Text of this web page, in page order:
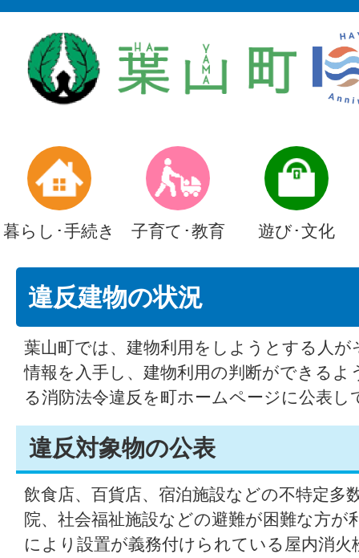
暮らし･手続き 子育て･教育 遊び･文化
違反建物の状況
葉山町では、建物利用をしようとする人
情報を入手し、建物利用の判断ができるよ
る消防法令違反を町ホームページに公表し
違反対象物の公表
飲食店、百貨店、宿泊施設などの不特定多
院、社会福祉施設などの避難が困難な方が
により設置が義務付けられている屋内消